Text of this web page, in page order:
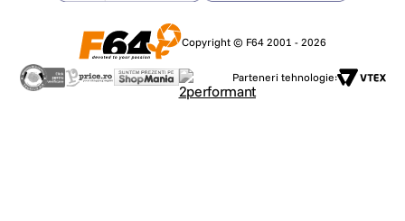
Copyright © F64 2001 - 2026
Parteneri tehnologie: